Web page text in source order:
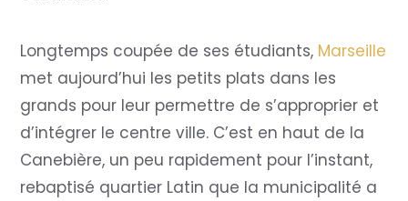
Longtemps coupée de ses étudiants, Marseille
met aujourd’hui les petits plats dans les
grands pour leur permettre de s’approprier et
d’intégrer le centre ville. C’est en haut de la
Canebière, un peu rapidement pour l’instant,
rebaptisé quartier Latin que la municipalité a